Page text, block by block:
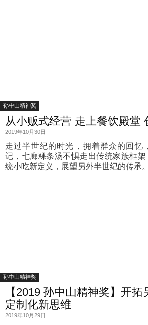
孙中山精神奖
从小贩式经营 走上餐饮殿堂
2019年10月30日
走过半世纪的时光，拥着群众的回忆
记，七廊粿条汤不惧走出传统家族框
统小吃新定义，展望另外半世纪的传承。
孙中山精神奖
【2019 孙中山精神奖】开
定制化新思维
2019年10月29日